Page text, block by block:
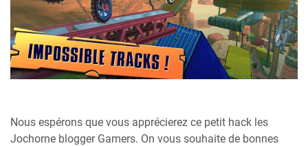
Nous espérons que vous apprécierez ce petit hack les
Jochorne blogger Gamers. On vous souhaite de bonnes